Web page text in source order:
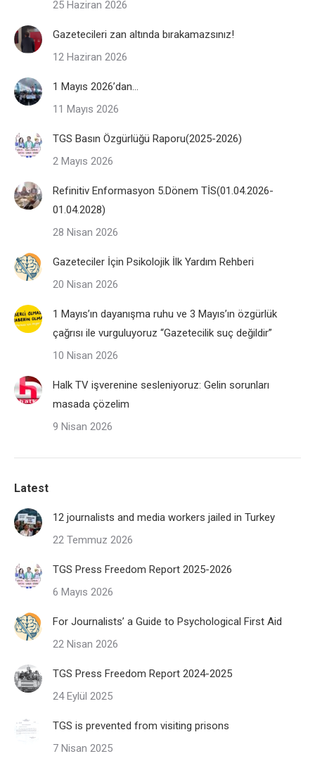
25 Haziran 2026
Gazetecileri zan altında bırakamazsınız!
12 Haziran 2026
1 Mayıs 2026’dan…
11 Mayıs 2026
TGS Basın Özgürlüğü Raporu(2025-2026)
2 Mayıs 2026
Refinitiv Enformasyon 5.Dönem TİS(01.04.2026-
01.04.2028)
28 Nisan 2026
Gazeteciler İçin Psikolojik İlk Yardım Rehberi
20 Nisan 2026
1 Mayıs’ın dayanışma ruhu ve 3 Mayıs’ın özgürlük
çağrısı ile vurguluyoruz “Gazetecilik suç değildir”
10 Nisan 2026
Halk TV işverenine sesleniyoruz: Gelin sorunları
masada çözelim
9 Nisan 2026
Latest
12 journalists and media workers jailed in Turkey
22 Temmuz 2026
TGS Press Freedom Report 2025-2026
6 Mayıs 2026
For Journalists’ a Guide to Psychological First Aid
22 Nisan 2026
TGS Press Freedom Report 2024-2025
24 Eylül 2025
TGS is prevented from visiting prisons
7 Nisan 2025